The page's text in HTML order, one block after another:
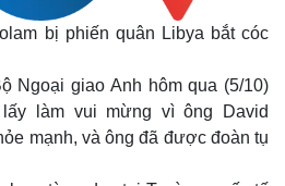
bị phiến quân Libya bắt cóc
Ngoại giao Anh hôm qua (5/10)
lấy làm vui mừng vì ông David
mạnh, và ông đã được đoàn tụ